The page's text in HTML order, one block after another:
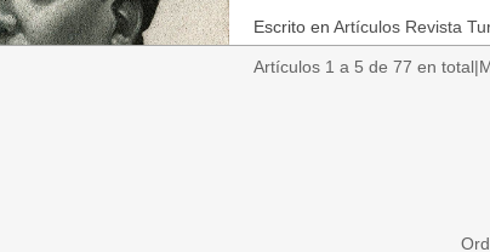
Escrito en Artículos Revista
Artículos 1 a 5 de 77 en total|